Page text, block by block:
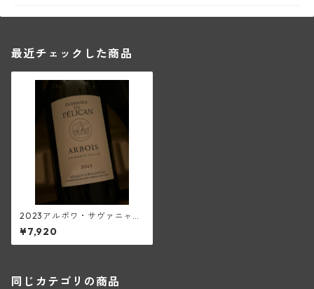
最近チェックした商品
2023アルボワ・サヴァニャ
ン・ウイエ(ペリカン)
¥7,920
同じカテゴリの商品